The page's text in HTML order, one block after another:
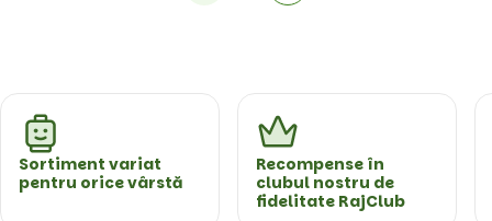
Sortiment variat
pentru orice vârstă
Recompense în
clubul nostru de
fidelitate RajClub